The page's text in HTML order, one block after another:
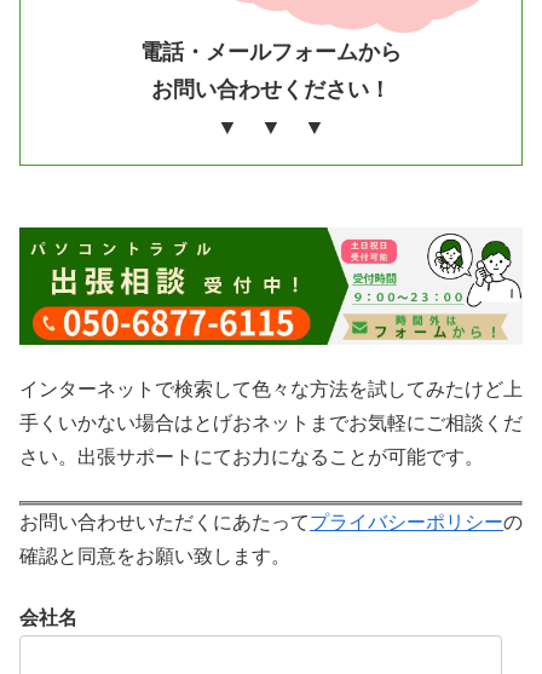
電話・メールフォームから
お問い合わせください！
▼ ▼ ▼
インターネットで検索して色々な方法を試してみたけど上
手くいかない場合はとげおネットまでお気軽にご相談くだ
さい。出張サポートにてお力になることが可能です。
お問い合わせいただくにあたってプライバシーポリシーの
確認と同意をお願い致します。
会社名